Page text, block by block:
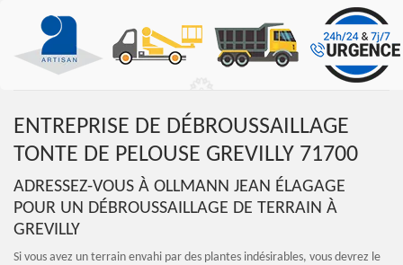
ENTREPRISE DE DÉBROUSSAILLAGE
TONTE DE PELOUSE GREVILLY 71700
ADRESSEZ-VOUS À OLLMANN JEAN ÉLAGAGE
POUR UN DÉBROUSSAILLAGE DE TERRAIN À
GREVILLY
Si vous avez un terrain envahi par des plantes indésirables, vous devrez le